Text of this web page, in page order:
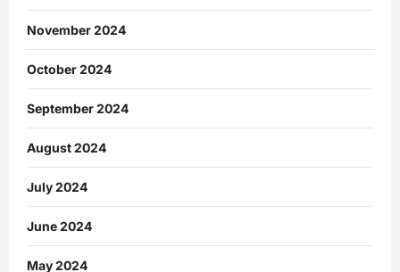
November 2024
October 2024
September 2024
August 2024
July 2024
June 2024
May 2024